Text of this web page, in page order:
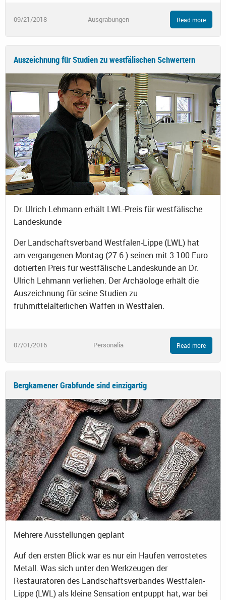
09/21/2018 Ausgrabungen Read more
Auszeichnung für Studien zu westfälischen Schwertern
Dr. Ulrich Lehmann erhält LWL-Preis für westfälische
Landeskunde
Der Landschaftsverband Westfalen-Lippe (LWL) hat
am vergangenen Montag (27.6.) seinen mit 3.100 Euro
dotierten Preis für westfälische Landeskunde an Dr.
Ulrich Lehmann verliehen. Der Archäologe erhält die
Auszeichnung für seine Studien zu
frühmittelalterlichen Waffen in Westfalen.
07/01/2016 Personalia Read more
Bergkamener Grabfunde sind einzigartig
Mehrere Ausstellungen geplant
Auf den ersten Blick war es nur ein Haufen verrostetes
Metall. Was sich unter den Werkzeugen der
Restauratoren des Landschaftsverbandes Westfalen-
Lippe (LWL) als kleine Sensation entpuppt hat, war bei